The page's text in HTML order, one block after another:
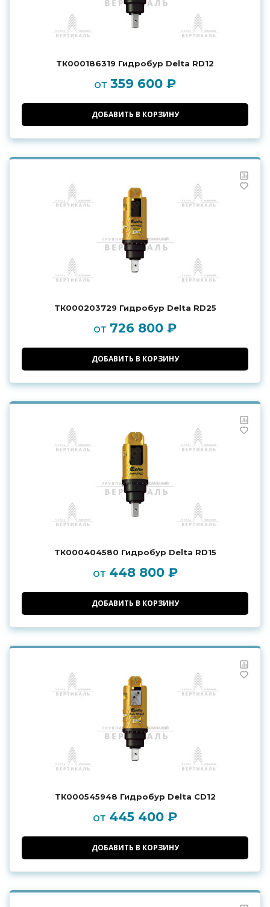
ТК000186319 Гидробур Delta RD12
от 359 600 ₽
ДОБАВИТЬ В КОРЗИНУ
ТК000203729 Гидробур Delta RD25
от 726 800 ₽
ДОБАВИТЬ В КОРЗИНУ
ТК000404580 Гидробур Delta RD15
от 448 800 ₽
ДОБАВИТЬ В КОРЗИНУ
ТК000545948 Гидробур Delta CD12
от 445 400 ₽
ДОБАВИТЬ В КОРЗИНУ